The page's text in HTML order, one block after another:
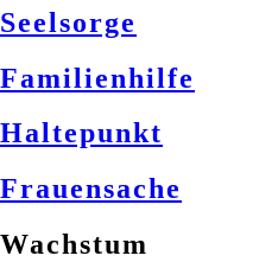
Seelsorge
Familienhilfe
Haltepunkt
Frauensache
Wachstum